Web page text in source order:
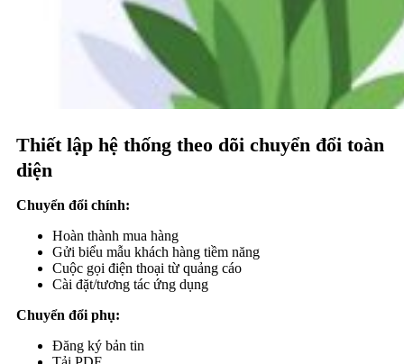
Thiết lập hệ thống theo dõi chuyển đổi toàn
diện
Chuyển đổi chính:
Hoàn thành mua hàng
Gửi biểu mẫu khách hàng tiềm năng
Cuộc gọi điện thoại từ quảng cáo
Cài đặt/tương tác ứng dụng
Chuyển đổi phụ:
Đăng ký bản tin